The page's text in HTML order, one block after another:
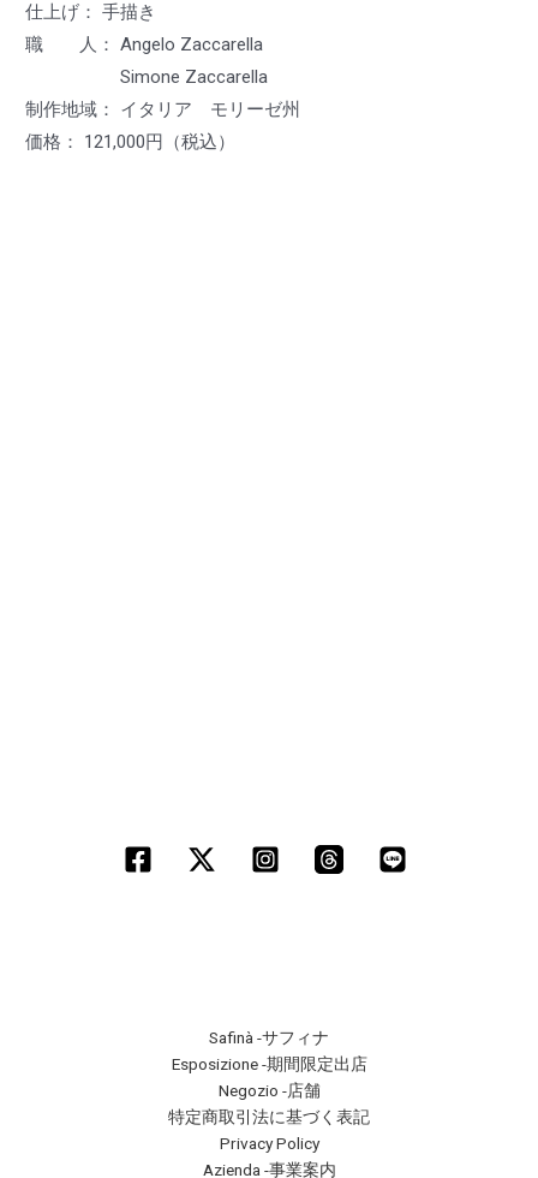
仕上げ： 手描き
職 人： Angelo Zaccarella
Simone Zaccarella
制作地域： イタリア モリーゼ州
価格： 121,000円（税込）
Safinà -サフィナ
Esposizione -期間限定出店
Negozio -店舗
特定商取引法に基づく表記
Privacy Policy
Azienda -事業案内